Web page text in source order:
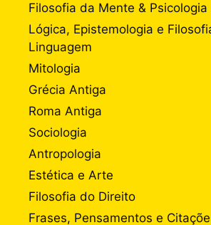
Filosofia da Mente & Psicologia
Lógica, Epistemologia e
Linguagem
Mitologia
Grécia Antiga
Roma Antiga
Sociologia
Antropologia
Estética e Arte
Filosofia do Direito
Frases, Pensamentos e